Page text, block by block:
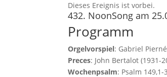
Dieses Ereignis ist vorbei.
432. NoonSong am
Programm
Orgelvorspiel: Gabriel
Preces: John Bertalot (1931-
Wochenpsalm: Psalm